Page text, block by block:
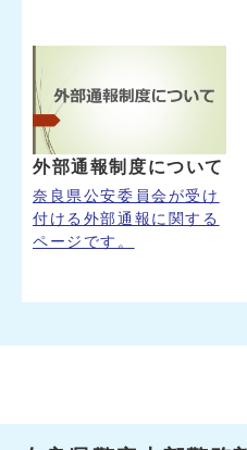
外部通報制度について
奈良県公安委員会が受け
付ける外部通報に関する
ページです。